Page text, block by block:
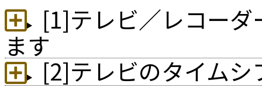
[1]テレビ／レコー
ます
[2]テレビのタイム